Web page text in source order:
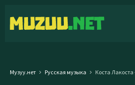
Музуу.нет Русская музыка Коста Лакоста